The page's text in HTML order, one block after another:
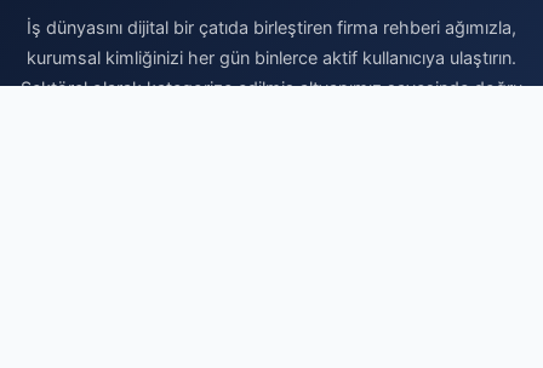
İş dünyasını dijital bir çatıda birleştiren firma rehberi ağımızla,
kurumsal kimliğinizi her gün binlerce aktif kullanıcıya ulaştırın.
Sektörel olarak kategorize edilmiş altyapımız sayesinde doğru